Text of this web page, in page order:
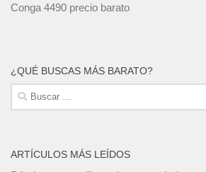
Conga 4490 precio barato
¿QUÉ BUSCAS MÁS BARATO?
Buscar:
ARTÍCULOS MÁS LEÍDOS